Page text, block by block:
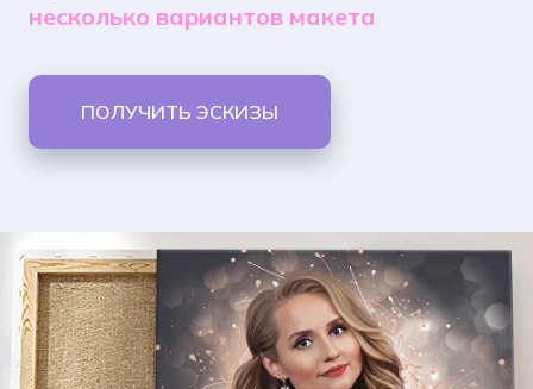
несколько вариантов макета
ПОЛУЧИТЬ ЭСКИЗЫ